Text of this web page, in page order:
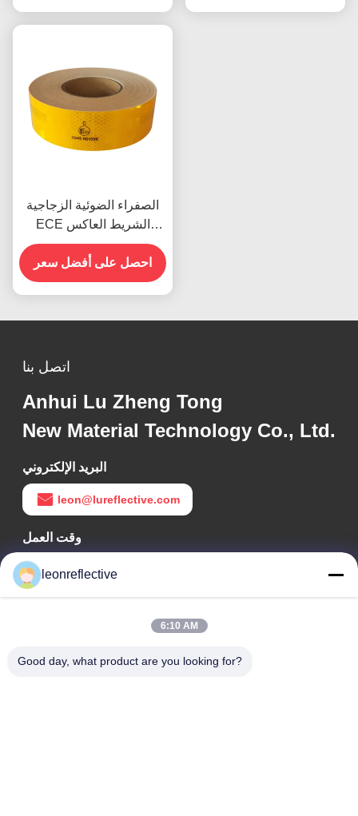
الصفراء الضوئية الزجاجية
ECE الشريط العاكس
مقاومة الخدش
احصل على أفضل سعر
اتصل بنا
Anhui Lu Zheng Tong
New Material Technology Co., Ltd.
البريد الإلكتروني
leon@lureflective.com
وقت العمل
9:00-18:00
عنواننا
التكنولوجيا العالية، هيفي، أنهوي، الصين
leonreflective
6:10 AM
Good day, what product are you looking for?